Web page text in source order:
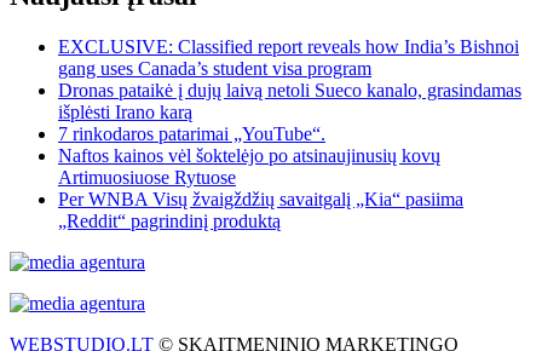
EXCLUSIVE: Classified report reveals how India’s Bishnoi
gang uses Canada’s student visa program
Dronas pataikė į dujų laivą netoli Sueco kanalo, grasindamas
išplėsti Irano karą
7 rinkodaros patarimai „YouTube“.
Naftos kainos vėl šoktelėjo po atsinaujinusių kovų
Artimuosiuose Rytuose
Per WNBA Visų žvaigždžių savaitgalį „Kia“ pasiima
„Reddit“ pagrindinį produktą
WEBSTUDIO.LT © SKAITMENINIO MARKETINGO